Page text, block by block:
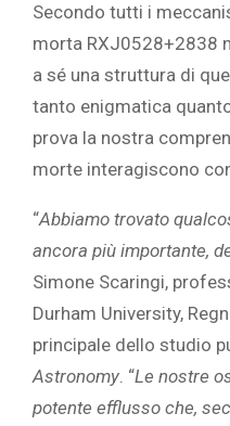
Secondo tutti i
morta RXJ0528+2838
a sé una struttura di
tanto enigmatica
prova la nostra
morte interagiscono
“Abbiamo trovato
ancora più importante,
Simone Scaringi,
Durham University,
principale dello studio
Astronomy. “Le nostre
potente efflusso che,